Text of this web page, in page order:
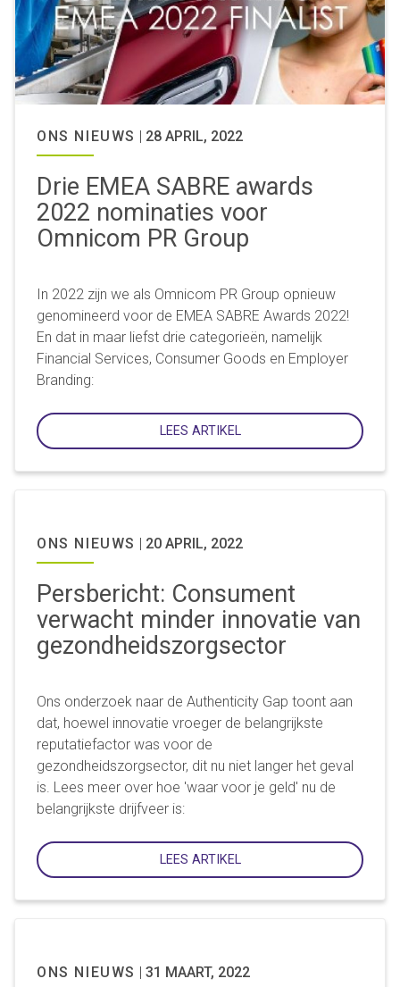
ONS NIEUWS | 28 APRIL, 2022
Drie EMEA SABRE awards
2022 nominaties voor
Omnicom PR Group
In 2022 zijn we als Omnicom PR Group opnieuw
genomineerd voor de EMEA SABRE Awards 2022!
En dat in maar liefst drie categorieën, namelijk
Financial Services, Consumer Goods en Employer
Branding:
LEES ARTIKEL
ONS NIEUWS | 20 APRIL, 2022
Persbericht: Consument
verwacht minder innovatie van
gezondheidszorgsector
Ons onderzoek naar de Authenticity Gap toont aan
dat, hoewel innovatie vroeger de belangrijkste
reputatiefactor was voor de
gezondheidszorgsector, dit nu niet langer het geval
is. Lees meer over hoe 'waar voor je geld' nu de
belangrijkste drijfveer is:
LEES ARTIKEL
ONS NIEUWS | 31 MAART, 2022